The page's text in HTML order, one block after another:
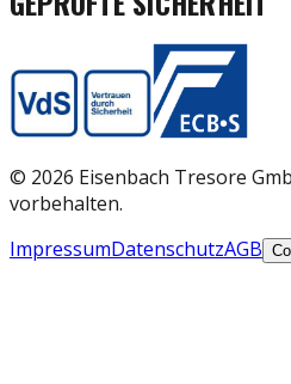
© 2026 Eisenbach Tresore
vorbehalten.
ImpressumDatenschutzAGB